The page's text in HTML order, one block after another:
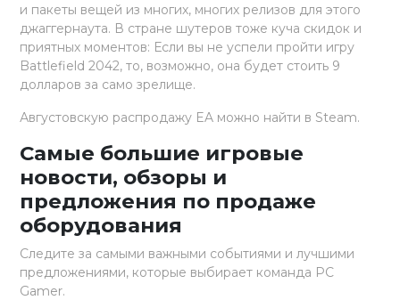
и пакеты вещей из многих, многих релизов для этого
джаггернаута. В стране шутеров тоже куча скидок и
приятных моментов: Если вы не успели пройти игру
Battlefield 2042, то, возможно, она будет стоить 9
долларов за само зрелище.
Августовскую распродажу EA можно найти в Steam.
Самые большие игровые
новости, обзоры и
предложения по продаже
оборудования
Следите за самыми важными событиями и лучшими
предложениями, которые выбирает команда PC
Gamer.